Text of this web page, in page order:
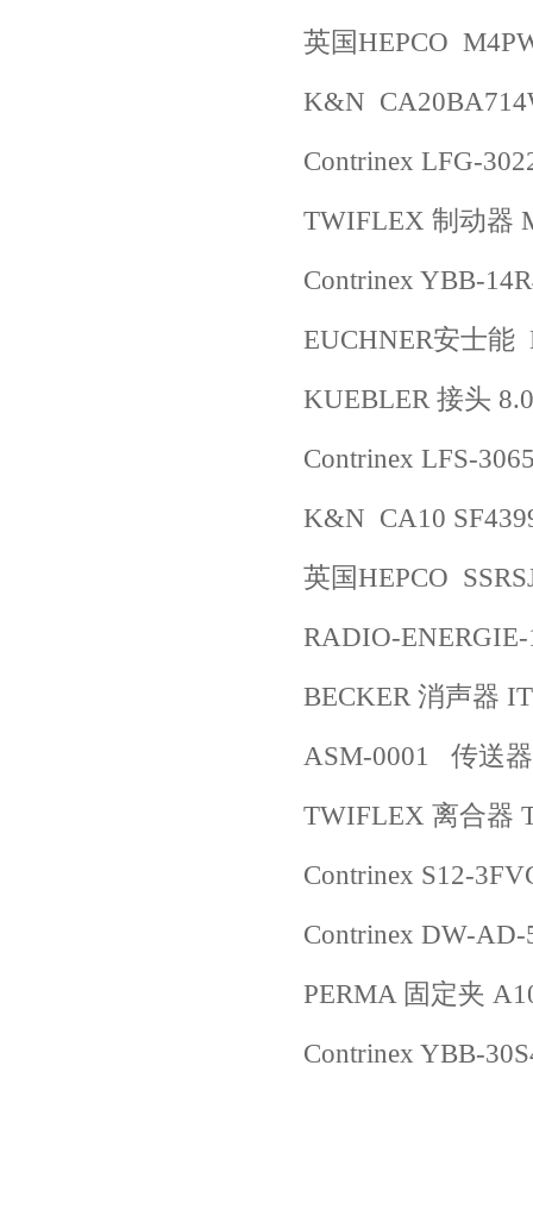
英国HEPCO
K&N
Contrinex LFG-
TWIFLEX 制动器
Contrinex YBB-
EUCHNER安士能
KUEBLER 接头
Contrinex LFS-
K&N CA10
英国HEPCO
RADIO-
BECKER 消声器
ASM-0001 传送器
TWIFLEX 离合器
Contrinex S12-
Contrinex DW-
PERMA 固定夹
Contrinex YBB-